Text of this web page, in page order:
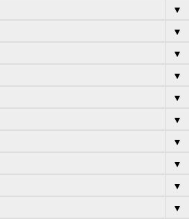
▼
▼
▼
▼
▼
▼
▼
▼
▼
▼